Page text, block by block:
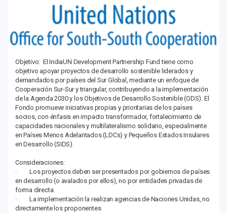
Objetivo: El IndiaUN Development Partnership Fund tiene como
objetivo apoyar proyectos de desarrollo sostenible liderados y
demandados por países del Sur Global, mediante un enfoque de
Cooperación Sur-Sur y triangular, contribuyendo a la implementación
de la Agenda 2030 y los Objetivos de Desarrollo Sostenible (ODS). El
Fondo promueve iniciativas propias y prioritarias de los países
socios, con énfasis en impacto transformador, fortalecimiento de
capacidades nacionales y multilateralismo solidario, especialmente
en Países Menos Adelantados (LDCs) y Pequeños Estados Insulares
en Desarrollo (SIDS).
Consideraciones:
· Los proyectos deben ser presentados por gobiernos de países
en desarrollo (o avalados por ellos), no por entidades privadas de
forma directa.
· La implementación la realizan agencias de Naciones Unidas, no
directamente los proponentes